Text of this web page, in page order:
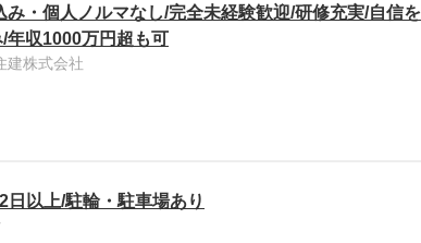
・個人ノルマなし/完全未経験歓迎/研修充実/自信を
年収1000万円超も可
建株式会社
日以上/駐輪・駐車場あり